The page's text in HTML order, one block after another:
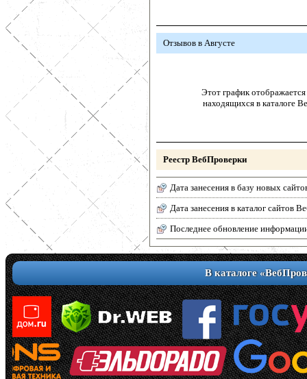
Отзывов в Августе
Этот график отображается
находящихся в каталоге
Реестр ВебПроверки
Дата занесения в базу новых
Дата занесения в каталог сайтов
Последнее обновление
В каталоге